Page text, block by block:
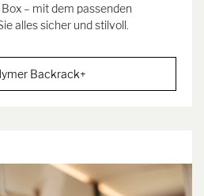
– mit dem passenden
alles sicher und stilvoll.
Backrack+